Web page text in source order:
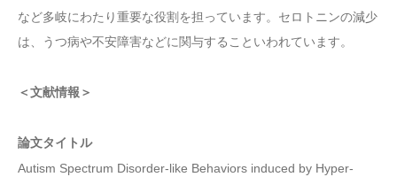
など多岐にわたり重要な役割を担っています。セロトニンの減少
は、うつ病や不安障害などに関与することいわれています。
＜文献情報＞
論文タイトル
Autism Spectrum Disorder-like Behaviors induced by Hyper-